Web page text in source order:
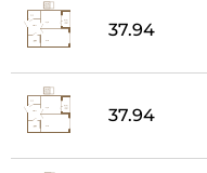
37.94
37.94